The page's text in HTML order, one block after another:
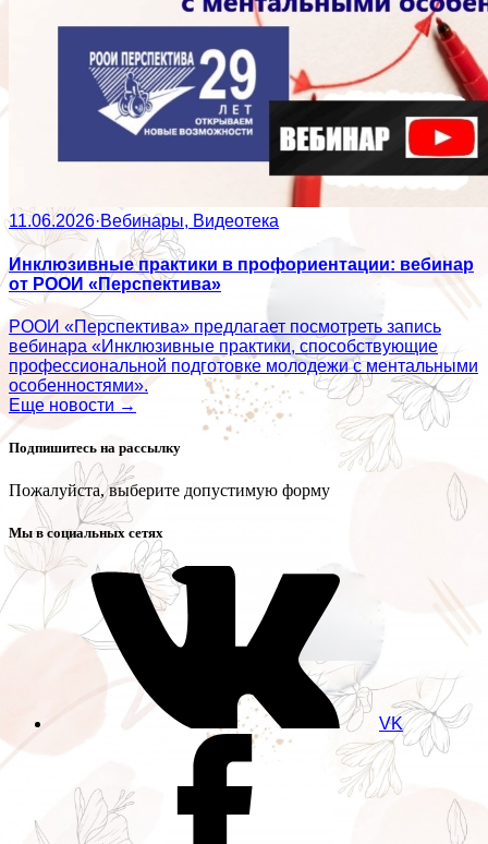
11.06.2026·Вебинары, Видеотека
Инклюзивные практики в профориентации: вебинар
от РООИ «Перспектива»
РООИ «Перспектива» предлагает посмотреть запись
вебинара «Инклюзивные практики, способствующие
профессиональной подготовке молодежи с ментальными
особенностями».
Еще новости →
Подпишитесь на рассылку
Пожалуйста, выберите допустимую форму
Мы в социальных сетях
VK